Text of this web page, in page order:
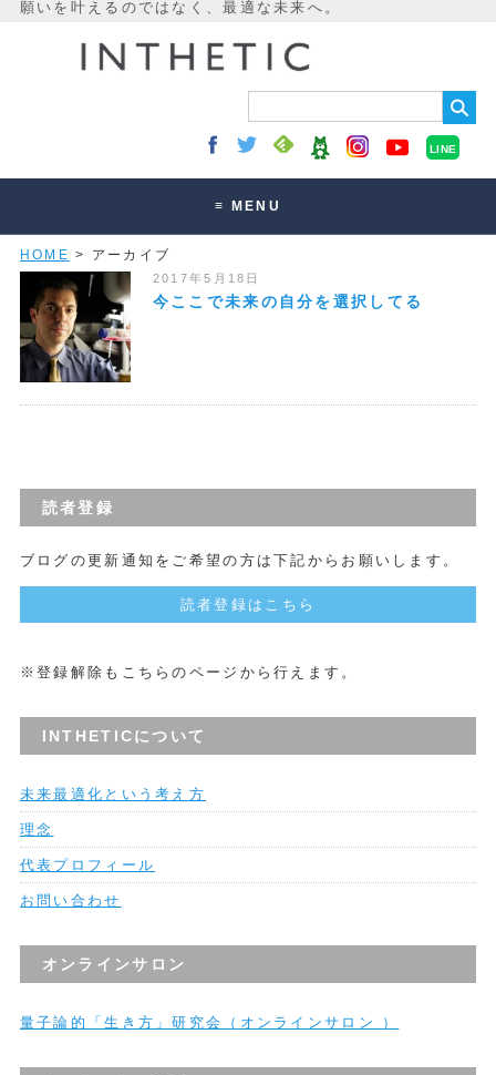
LINE
≡ MENU
講座・セッション
HOME > アーカイブ
2017年5月18日
今ここで未来の自分を選択してる
読者登録
ブログの更新通知をご希望の方は下記からお願いします。
読者登録はこちら
※登録解除もこちらのページから行えます。
INTHETICについて
未来最適化という考え方
理念
代表プロフィール
お問い合わせ
オンラインサロン
量子論的「生き方」研究会（オンラインサロン ）